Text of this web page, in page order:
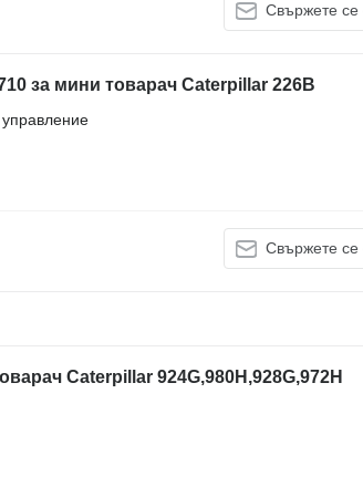
Свържете се
за мини товарач Caterpillar 226B
управление
Свържете се
Caterpillar 924G,980H,928G,972H